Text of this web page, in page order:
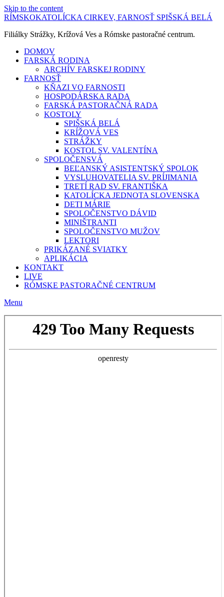
Skip to the content
RÍMSKOKATOLÍCKA CIRKEV, FARNOSŤ SPIŠSKÁ BELÁ
Filiálky Strážky, Krížová Ves a Rómske pastoračné centrum.
DOMOV
FARSKÁ RODINA
ARCHÍV FARSKEJ RODINY
FARNOSŤ
KŇAZI VO FARNOSTI
HOSPODÁRSKA RADA
FARSKÁ PASTORAČNÁ RADA
KOSTOLY
SPIŠSKÁ BELÁ
KRÍŽOVÁ VES
STRÁŽKY
KOSTOL SV. VALENTÍNA
SPOLOČENSVÁ
BEĽANSKÝ ASISTENTSKÝ SPOLOK
VYSLUHOVATELIA SV. PRÍJIMANIA
TRETÍ RAD SV. FRANTIŠKA
KATOLÍCKA JEDNOTA SLOVENSKA
DETI MÁRIE
SPOLOČENSTVO DÁVID
MINIŠTRANTI
SPOLOČENSTVO MUŽOV
LEKTORI
PRIKÁZANÉ SVIATKY
APLIKÁCIA
KONTAKT
LIVE
RÓMSKE PASTORAČNÉ CENTRUM
Menu